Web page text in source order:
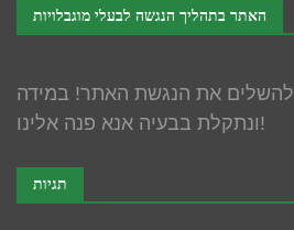
האתר בתהליך הנגשה לבעלי מוגבלויות
להשלים את הנגשת האתר! במידה
ונתקלת בבעיה אנא פנה אלינו!
תגיות